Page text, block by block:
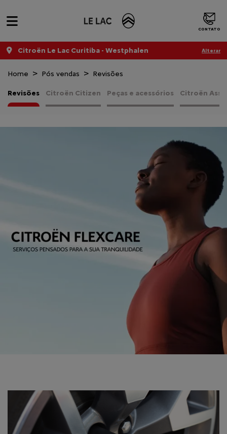
CONTATO
Citroën Le Lac Curitiba - Westphalen Alterar
Home Pós vendas Revisões
Citroën Citizen
Revisões Peças e acessórios Citroën